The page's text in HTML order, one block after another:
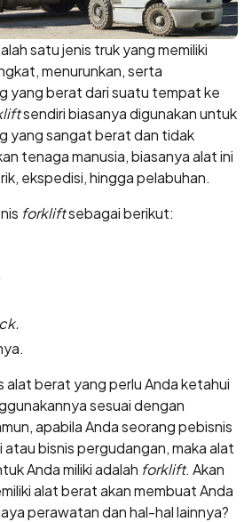
satu jenis truk yang memiliki
menurunkan, serta
yang berat dari suatu tempat ke
sendiri biasanya digunakan untuk
yang sangat berat dan tidak
tenaga manusia, biasanya alat ini
ekspedisi, hingga pelabuhan.
forkliftsebagai berikut:
alat berat yang perlu Anda ketahui
sesuai dengan
apabila Anda seorang pebisnis
bisnis pergudangan, maka alat
Anda miliki adalah forklift. Akan
alat berat akan membuat Anda
perawatan dan hal-hal lainnya?